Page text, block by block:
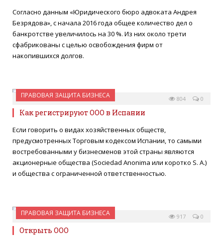
Согласно данным «Юридического бюро адвоката Андрея
Безрядова», с начала 2016 года общее количество дел о
банкротстве увеличилось на 30 %. Из них около трети
сфабрикованы с целью освобождения фирм от
накопившихся долгов.
ПРАВОВАЯ ЗАЩИТА БИЗНЕСА
29 МАРТА 2016 0
804
Как регистрируют ООО в Испании
Если говорить о видах хозяйственных обществ,
предусмотренных Торговым кодексом Испании, то самыми
востребованными у бизнесменов этой страны являются
акционерные общества (Sociedad Anonima или коротко S. A.)
и общества с ограниченной ответственностью.
ПРАВОВАЯ ЗАЩИТА БИЗНЕСА
03 ДЕКАБРЯ 2015 0
917
Открыть ООО